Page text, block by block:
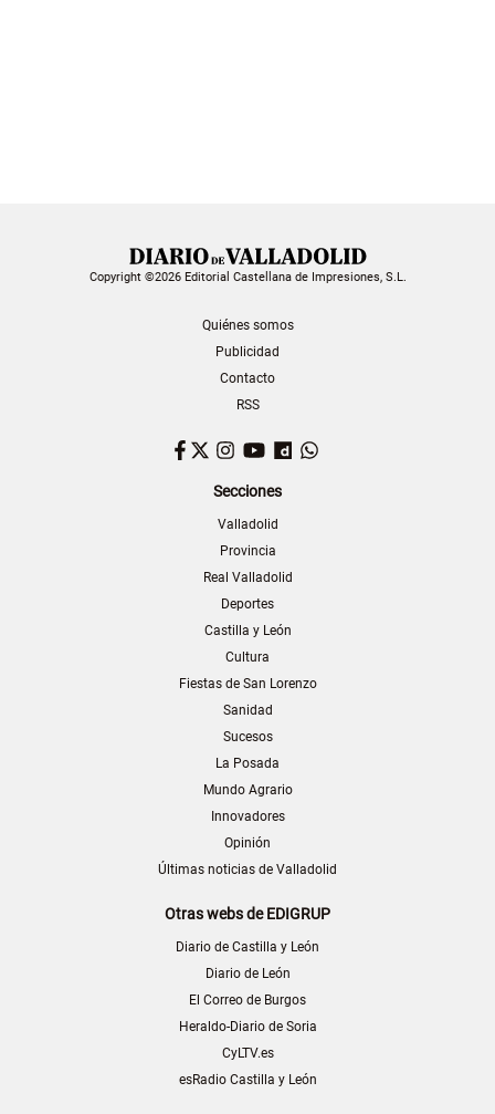
Copyright ©2026 Editorial Castellana de Impresiones, S.L.
Quiénes somos
Publicidad
Contacto
RSS
Facebook
TwitterInstagram
YouTubeDailymotion
Secciones
Valladolid
Provincia
Real Valladolid
Deportes
Castilla y León
Cultura
Fiestas de San Lorenzo
Sanidad
Sucesos
La Posada
Mundo Agrario
Innovadores
Opinión
Últimas noticias de Valladolid
Otras webs de EDIGRUP
Diario de Castilla y León
Diario de León
El Correo de Burgos
Heraldo-Diario de Soria
CyLTV.es
esRadio Castilla y León